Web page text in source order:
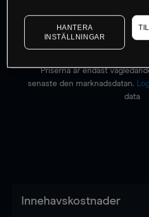
Priserna är endast
senaste den marknadsdatan.
data
Innehavskostnader
HANTERA
INSTÄLLNINGAR